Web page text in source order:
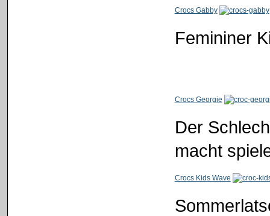
Crocs Gabby
Femininer
Crocs Georgie
Der
macht
Crocs Kids Wave